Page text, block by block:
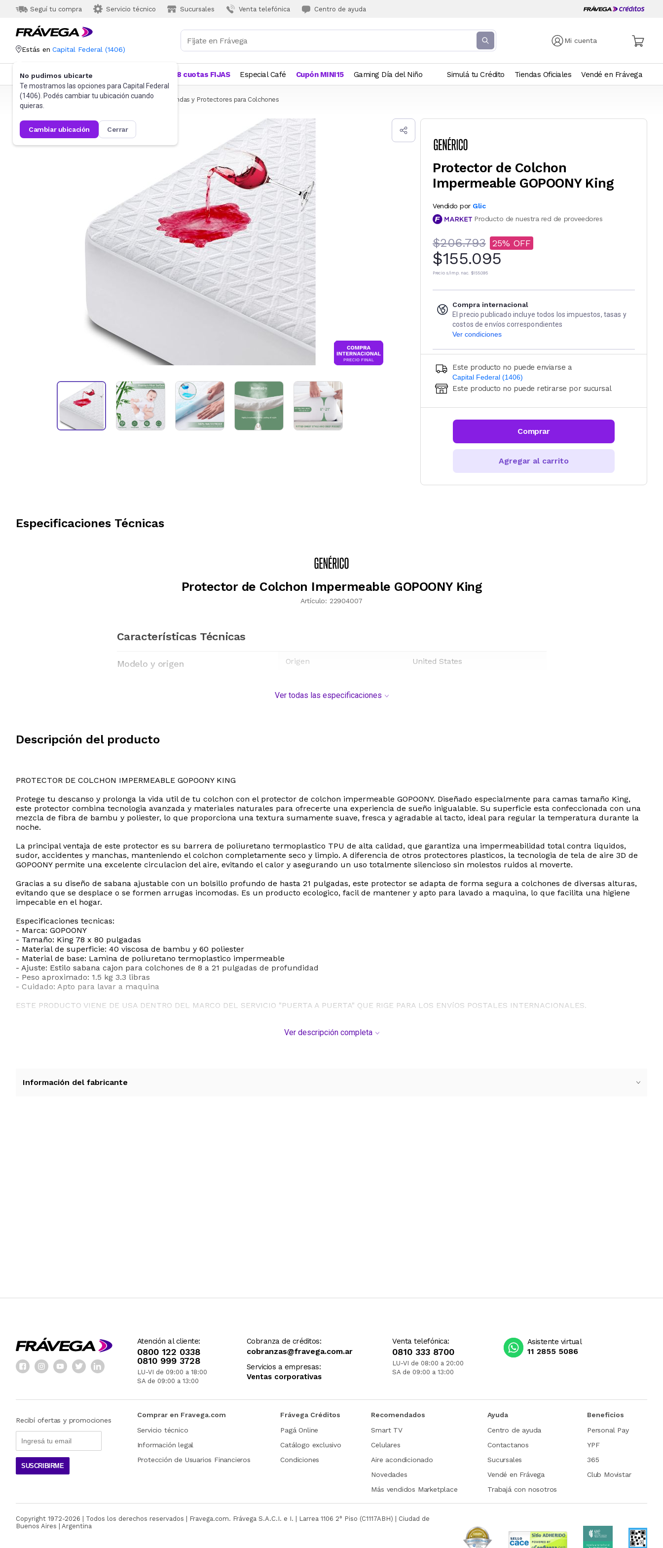
Seguí tu compra Servicio técnico Sucursales Venta telefónica Centro de ayuda
Mi cuenta
Estás en Capital Federal (1406)
No pudimos ubicarte
Te mostramos las opciones para Capital Federal
(1406). Podés cambiar tu ubicación cuando
quieras.
cambiar ubicación cerrar
Categorías Más Vendidos 18 cuotas FIJAS Especial Café Cupón MINI15 Gaming Día del Niño Simulá tu Crédito Tiendas Oficiales Vendé en Frávega
Frávega Hogar Blanquería Ropa de cama Fundas y Protectores para Colchones
Protector de Colchon
Impermeable GOPOONY King
Vendido por Glic
Producto de nuestra red de proveedores
$206.793 25
$155.095
Precio s/imp. nac. $155.095
Compra internacional
El precio publicado incluye todos los impuestos, tasas y
costos de envíos correspondientes
Ver condiciones
Este producto no puede enviarse a
Capital Federal (1406)
Ingresá código postal (sólo números)
CALCULAR
Este producto no puede retirarse por sucursal
Comprar
Agregar al carrito
Especificaciones Técnicas
Protector de Colchon Impermeable GOPOONY King
Artículo: 22904007
Características Técnicas
Modelo y origen Origen United States
Ver todas las especificaciones
Descripción del producto
PROTECTOR DE COLCHON IMPERMEABLE GOPOONY KING
Protege tu descanso y prolonga la vida util de tu colchon con el protector de colchon impermeable GOPOONY. Diseñado especialmente para camas tamaño King,
este protector combina tecnologia avanzada y materiales naturales para ofrecerte una experiencia de sueño inigualable. Su superficie esta confeccionada con una
mezcla de fibra de bambu y poliester, lo que proporciona una textura sumamente suave, fresca y agradable al tacto, ideal para regular la temperatura durante la
noche.
La principal ventaja de este protector es su barrera de poliuretano termoplastico TPU de alta calidad, que garantiza una impermeabilidad total contra liquidos,
sudor, accidentes y manchas, manteniendo el colchon completamente seco y limpio. A diferencia de otros protectores plasticos, la tecnologia de tela de aire 3D de
GOPOONY permite una excelente circulacion del aire, evitando el calor y asegurando un uso totalmente silencioso sin molestos ruidos al moverte.
Gracias a su diseño de sabana ajustable con un bolsillo profundo de hasta 21 pulgadas, este protector se adapta de forma segura a colchones de diversas alturas,
evitando que se desplace o se formen arrugas incomodas. Es un producto ecologico, facil de mantener y apto para lavado a maquina, lo que facilita una higiene
impecable en el hogar.
Especificaciones tecnicas:
- Marca: GOPOONY
- Tamaño: King 78 x 80 pulgadas
- Material de superficie: 40 viscosa de bambu y 60 poliester
- Material de base: Lamina de poliuretano termoplastico impermeable
- Ajuste: Estilo sabana cajon para colchones de 8 a 21 pulgadas de profundidad
- Peso aproximado: 1.5 kg 3.3 libras
- Cuidado: Apto para lavar a maquina
ESTE PRODUCTO VIENE DE USA DENTRO DEL MARCO DEL SERVICIO "PUERTA A PUERTA" QUE RIGE PARA LOS ENVíOS POSTALES INTERNACIONALES.
Ver descripción completa
Información del fabricante
Atención al cliente:
0800 122 0338
0810 999 3728
LU-VI de 09:00 a 18:00
SA de 09:00 a 13:00
Cobranza de créditos:
cobranzas@fravega.com.ar
Servicios a empresas:
Ventas corporativas
Venta telefónica:
0810 333 8700
LU-VI de 08:00 a 20:00
SA de 09:00 a 13:00
Asistente virtual
11 2855 5086
Recibí ofertas y promociones
SUSCRIBIRME
Comprar en Fravega.com
Servicio técnico
Información legal
Protección de Usuarios Financieros
Frávega Créditos
Pagá Online
Catálogo exclusivo
Condiciones
Recomendados
Smart TV
Celulares
Aire acondicionado
Novedades
Más vendidos Marketplace
Ayuda
Centro de ayuda
Contactanos
Sucursales
Vendé en Frávega
Trabajá con nosotros
Beneficios
Personal Pay
YPF
365
Club Movistar
Copyright 1972-2026 | Todos los derechos reservados | Fravega.com. Frávega S.A.C.I. e I. | Larrea 1106 2° Piso (C1117ABH) | Ciudad de
Buenos Aires | Argentina